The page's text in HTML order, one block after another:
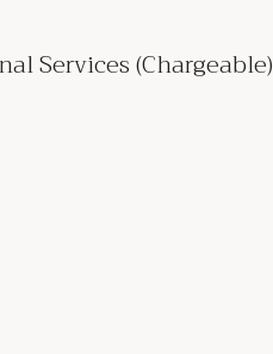
Services (Chargeable)